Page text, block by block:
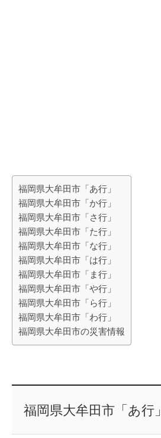
福岡県大牟田市「あ行」
福岡県大牟田市「か行」
福岡県大牟田市「さ行」
福岡県大牟田市「た行」
福岡県大牟田市「な行」
福岡県大牟田市「は行」
福岡県大牟田市「ま行」
福岡県大牟田市「や行」
福岡県大牟田市「ら行」
福岡県大牟田市「わ行」
福岡県大牟田市の災害情報
福岡県大牟田市「あ行」